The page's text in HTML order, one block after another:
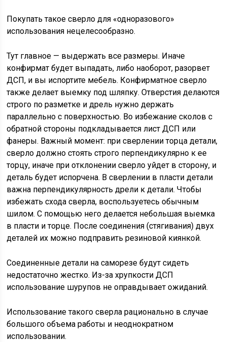
Покупать такое сверло для «одноразового»
использования нецелесообразно.
Тут главное — выдержать все размеры. Иначе
конфирмат будет выпадать, либо наоборот, разорвет
ДСП, и вы испортите мебель. Конфирматное сверло
также делает выемку под шляпку. Отверстия делаются
строго по разметке и дрель нужно держать
параллельно с поверхностью. Во избежание сколов с
обратной стороны подкладывается лист ДСП или
фанеры. Важный момент: при сверлении торца детали,
сверло должно стоять строго перпендикулярно к ее
торцу, иначе при отклонении сверло уйдет в сторону, и
деталь будет испорчена. В сверлении в пласти детали
важна перпендикулярность дрели к детали. Чтобы
избежать схода сверла, воспользуетесь обычным
шилом. С помощью него делается небольшая выемка
в пласти и торце. После соединения (стягивания) двух
деталей их можно подправить резиновой киянкой.
Соединенные детали на саморезе будут сидеть
недостаточно жестко. Из-за хрупкости ДСП
использование шурупов не оправдывает ожиданий.
Использование такого сверла рационально в случае
большого объема работы и неоднократном
использовании.